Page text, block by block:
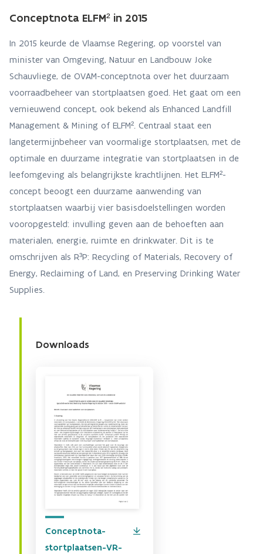
Conceptnota ELFM² in 2015
In 2015 keurde de Vlaamse Regering, op voorstel van
minister van Omgeving, Natuur en Landbouw Joke
Schauvliege, de OVAM-conceptnota over het duurzaam
voorraadbeheer van stortplaatsen goed. Het gaat om een
vernieuwend concept, ook bekend als Enhanced Landfill
Management & Mining of ELFM². Centraal staat een
langetermijnbeheer van voormalige stortplaatsen, met de
optimale en duurzame integratie van stortplaatsen in de
leefomgeving als belangrijkste krachtlijnen. Het ELFM²-
concept beoogt een duurzame aanwending van
stortplaatsen waarbij vier basisdoelstellingen worden
vooropgesteld: invulling geven aan de behoeften aan
materialen, energie, ruimte en drinkwater. Dit is te
omschrijven als R³P: Recycling of Materials, Recovery of
Energy, Reclaiming of Land, en Preserving Drinking Water
Supplies.
Downloads
Conceptnota-
stortplaatsen-VR-